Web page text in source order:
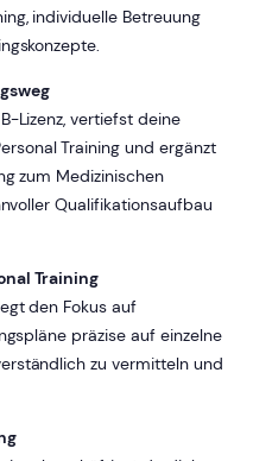
individuelle Betreuung
Lizenz, vertiefst deine
Training und ergänzt
zum Medizinischen
Qualifikationsaufbau
Training
den Fokus auf
präzise auf einzelne
zu vermitteln und